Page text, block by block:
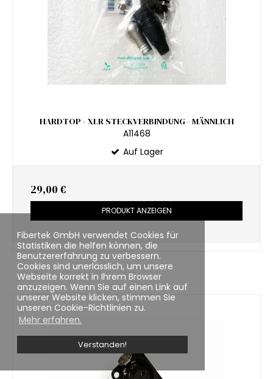
Fibertek GmbH verwendet Cookies für
Statistiken die helfen können, die
Benutzererfahrung zu verbessern.
Cookies sind unerlässlich, um unsere
Webseite korrekt in Ihrem Browser
anzuzeigen. Wenn Sie auf einen Link auf
unserer Website klicken, stimmen Sie
unseren Cookie-Richtlinien zu.
Mehr erfahren.
Verstanden!
HARDTOP - XLR STECKVERBINDUNG - MÄNNLICH
A11468
Auf Lager
29,00 €
PRODUKT ANZEIGEN